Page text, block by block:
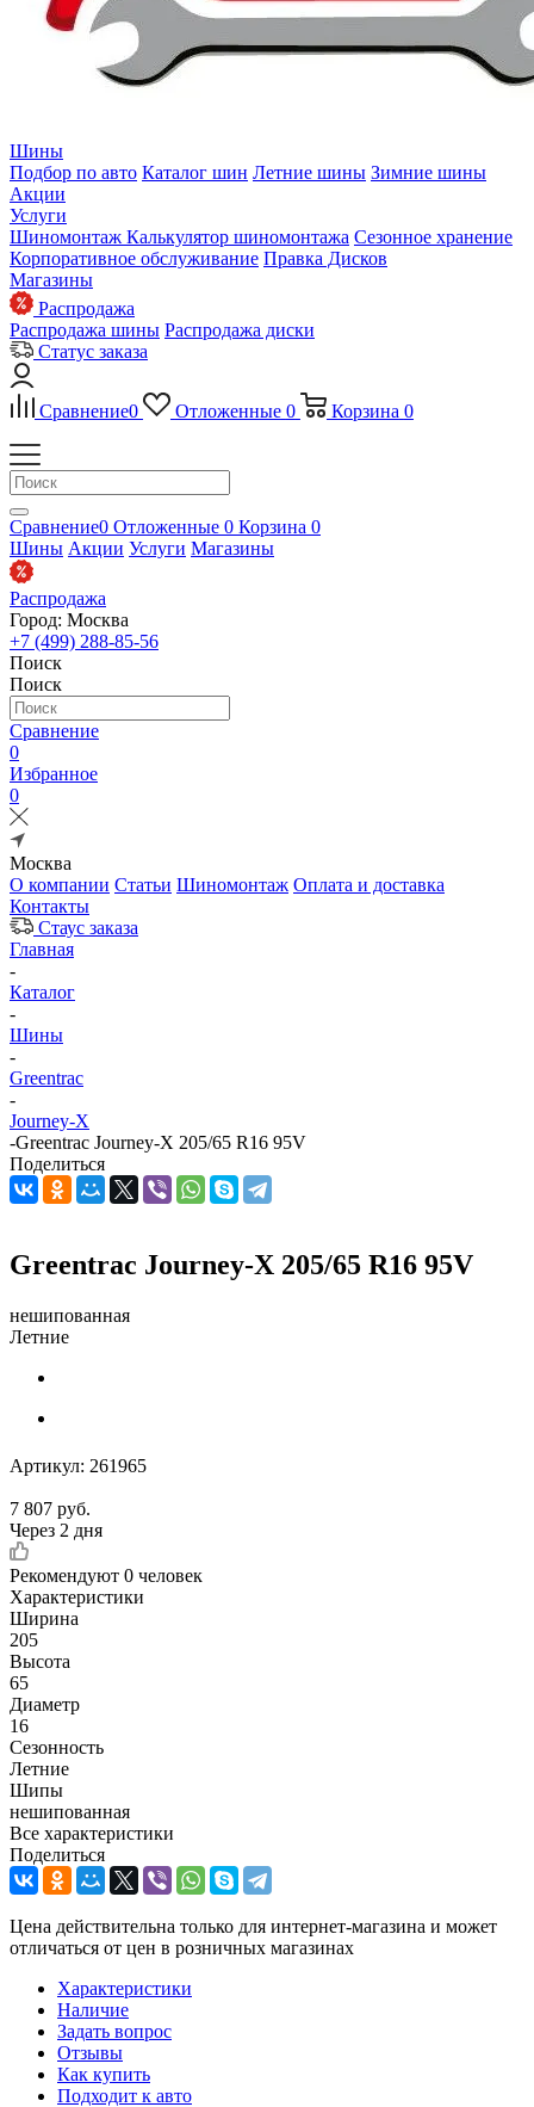
Шины
Подбор по авто Каталог шин Летние шины Зимние шины
Акции
Услуги
Шиномонтаж Калькулятор шиномонтажа Сезонное хранение
Корпоративное обслуживание Правка Дисков
Магазины
Распродажа
Распродажа шины Распродажа диски
Статус заказа
Сравнение0 Отложенные 0 Корзина 0
Сравнение0 Отложенные 0 Корзина 0
Шины Акции Услуги Магазины
Распродажа
Город: Москва
+7 (499) 288-85-56
Поиск
Поиск
Сравнение
0
Избранное
0
Москва
О компании Статьи Шиномонтаж Оплата и доставка
Контакты
Стаус заказа
Главная
-
Каталог
-
Шины
-
Greentrac
-
Journey-X
-Greentrac Journey-X 205/65 R16 95V
Поделиться
Greentrac Journey-X 205/65 R16 95V
нешипованная
Летние
Артикул: 261965
7 807 руб.
Через 2 дня
Рекомендуют 0 человек
Характеристики
Ширина
205
Высота
65
Диаметр
16
Сезонность
Летние
Шипы
нешипованная
Все характеристики
Поделиться
Цена действительна только для интернет-магазина и может
отличаться от цен в розничных магазинах
Характеристики
Наличие
Задать вопрос
Отзывы
Как купить
Подходит к авто